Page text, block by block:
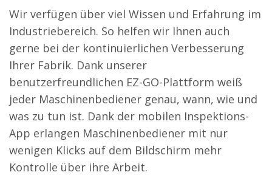
Wir verfügen über viel Wissen und Erfahrung im
Industriebereich. So helfen wir Ihnen auch
gerne bei der kontinuierlichen Verbesserung
Ihrer Fabrik. Dank unserer
benutzerfreundlichen EZ-GO-Plattform weiß
jeder Maschinenbediener genau, wann, wie und
was zu tun ist. Dank der mobilen Inspektions-
App erlangen Maschinenbediener mit nur
wenigen Klicks auf dem Bildschirm mehr
Kontrolle über ihre Arbeit.